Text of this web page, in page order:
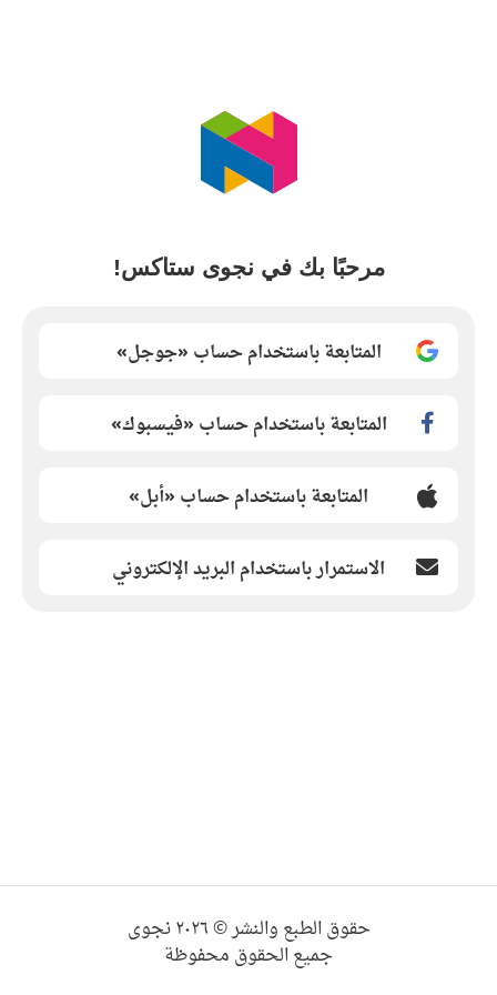
مرحبًا بك في نجوى ستاكس!
المتابعة باستخدام حساب «جوجل»
المتابعة باستخدام حساب «فيسبوك»
المتابعة باستخدام حساب «أبل»
الاستمرار باستخدام البريد الإلكتروني
حقوق الطبع والنشر © ٢٠٢٦ نجوى
جميع الحقوق محفوظة